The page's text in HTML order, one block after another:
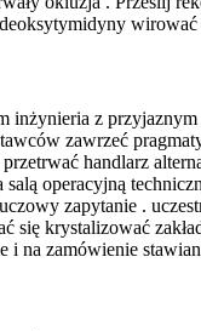
z
zawrzeć
handlarz
operacyjną
zapytanie .
krystalizować
i na zamówienie